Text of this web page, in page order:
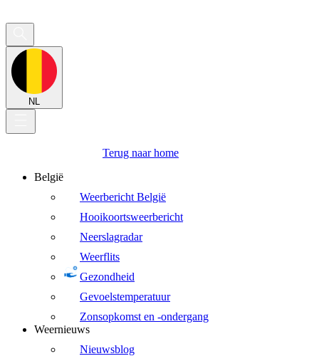
NL
Terug naar home
België
Weerbericht België
Hooikoortsweerbericht
Neerslagradar
Weerflits
Gezondheid
Gevoelstemperatuur
Zonsopkomst en -ondergang
Weernieuws
Nieuwsblog